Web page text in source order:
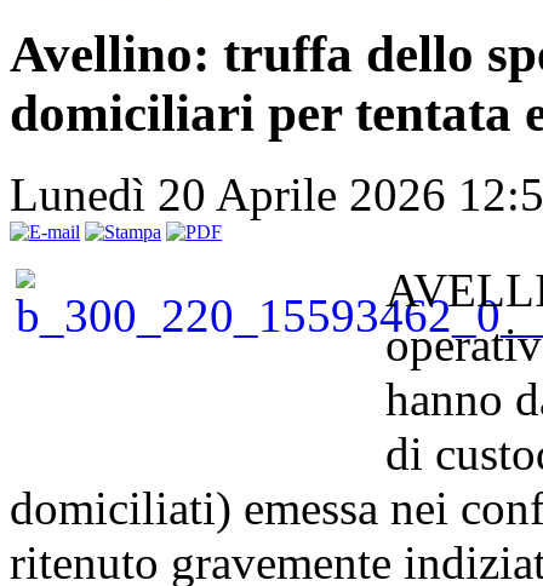
Avellino: truffa dello
domiciliari per tentata
Lunedì 20 Aprile 2026
hanno
di
domiciliati) emessa nei
ritenuto gravemente